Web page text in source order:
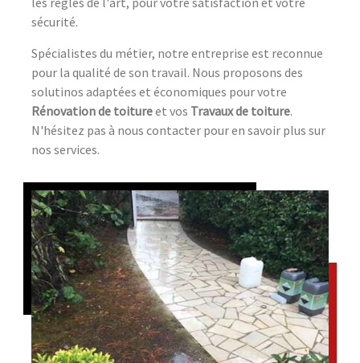
sécurité.
Spécialistes du métier, notre entreprise est reconnue
pour la qualité de son travail. Nous proposons des
solutinos adaptées et économiques pour votre
Rénovation de toitureet vos Travaux de toiture.
N'hésitez pas à nous contacter pour en savoir plus sur
nos services.